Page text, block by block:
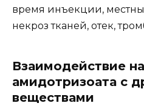
время инъекции,
некроз тканей, отек,
Взаимодействие
амидотризоата с
веществами